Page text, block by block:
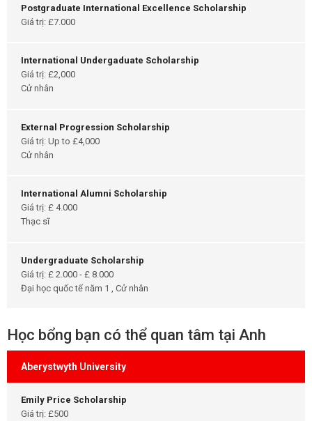
Postgraduate International Excellence Scholarship
Giá trị: £7.000
International Undergaduate Scholarship
Giá trị: £2,000
Cử nhân
External Progression Scholarship
Giá trị: Up to £4,000
Cử nhân
International Alumni Scholarship
Giá trị: £ 4.000
Thạc sĩ
Undergraduate Scholarship
Giá trị: £ 2.000 - £ 8.000
Đại học quốc tế năm 1 , Cử nhân
Học bổng bạn có thể quan tâm tại Anh
Aberystwyth University
Emily Price Scholarship
Giá trị: £500